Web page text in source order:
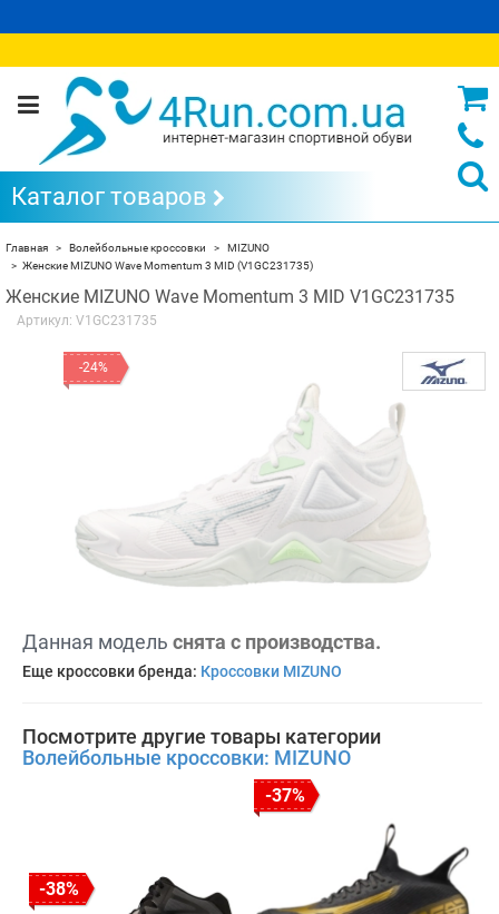
Каталог товаров
Главная Волейбольные кроссовки
MIZUNO
Женские MIZUNO Wave Momentum 3 MID (V1GC231735)
Женские MIZUNO Wave Momentum 3 MID V1GC231735
Артикул: V1GC231735
-24%
Данная модель снята с производства.
Еще кроссовки бренда: Кроссовки MIZUNO
Посмотрите другие товары категории
Волейбольные кроссовки: MIZUNO
-38%
-37%